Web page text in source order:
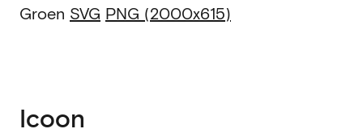
Groen SVG PNG (2000x615)
Icoon